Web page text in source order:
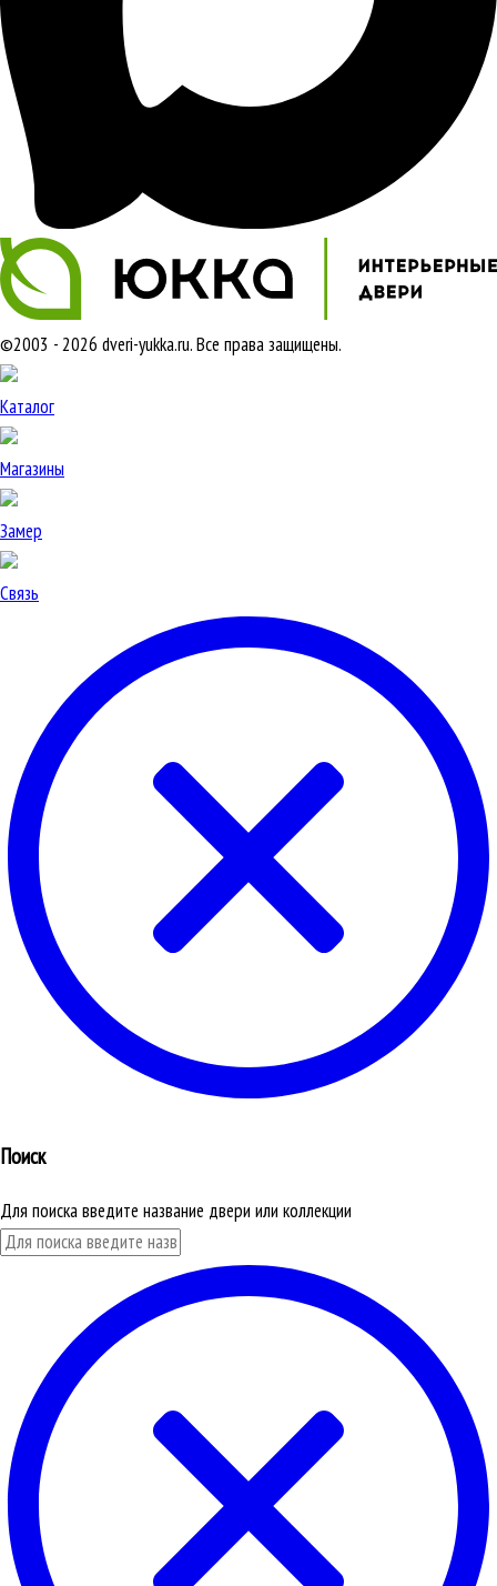
©2003 - 2026 dveri-yukka.ru. Все права защищены.
Каталог
Магазины
Замер
Связь
Поиск
Для поиска введите название двери или коллекции